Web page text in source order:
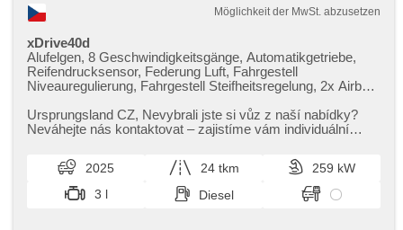
Möglichkeit der MwSt. abzusetzen
xDrive40d
Alufelgen, 8 Geschwindigkeitsgänge, Automatikgetriebe,
Reifendrucksensor, Federung Luft, Fahrgestell
Niveauregulierung, Fahrgestell Steifheitsregelung, 2x Airbag,
paměť nastavení sedadla řidiče, El. einstellbare Sitze,
Längssitzvorschub, höheneinstellbare Sitze, beheizte Sitze,
Holzverkleidung, El. Klappspiegel, samostmívací zrcátka,
El. Spiegel, ambientní osvětlení interiéru, Vorderlichter LED,
Schaltflutlicht, automatické přepínání dálkových světel,
Lichtsensor, Heck LED Leuchte, Adaptive
Ursprungsland CZ,​ Nevybrali jste si vůz z naší nabídky?
Neváhejte nás kontaktovat – zajistíme vám individuální
2025 24 tkm
259 kW
3 l
Diesel